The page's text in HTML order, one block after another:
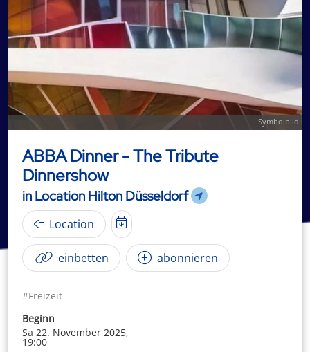
Symbolbild
ABBA Dinner - The Tribute
Dinnershow
in Location Hilton Düsseldorf
Location
einbetten abonnieren
#Freizeit
Beginn
Sa 22. November 2025,
19:00